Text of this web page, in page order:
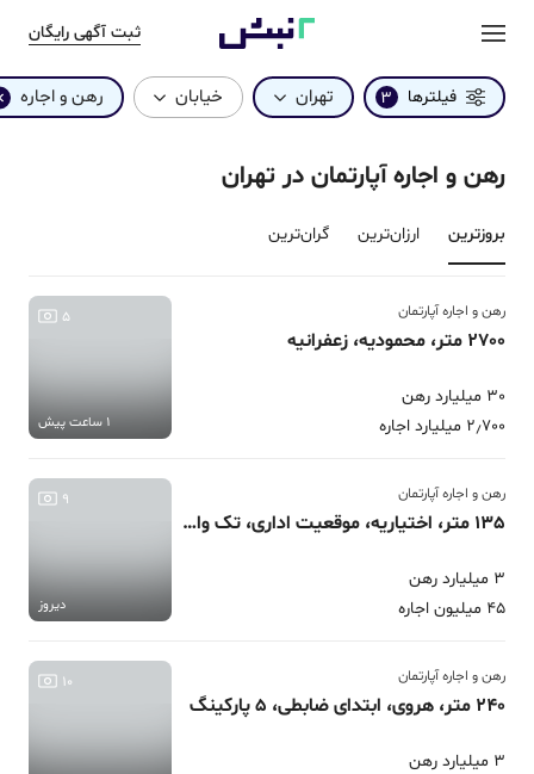
ثبت آگهی رایگان
فیلترها 3 تهران خیابان رهن و اجاره
رهن و اجاره آپارتمان در تهران
بروزترین‌ ارزان‌ترین گران‌ترین
رهن و اجاره آپارتمان
2700 متر، محمودیه، زعفرانیه
30 میلیارد رهن
2٫700 میلیارد اجاره
5
1 ساعت پیش
رهن و اجاره آپارتمان
135 متر، اختیاریه، موقعیت اداری، تک واحدی
3 میلیارد رهن
45 میلیون اجاره
9
دیروز
رهن و اجاره آپارتمان
240 متر، هروی، ابتدای ضابطی، 5 پارکینگ
3 میلیارد رهن
10